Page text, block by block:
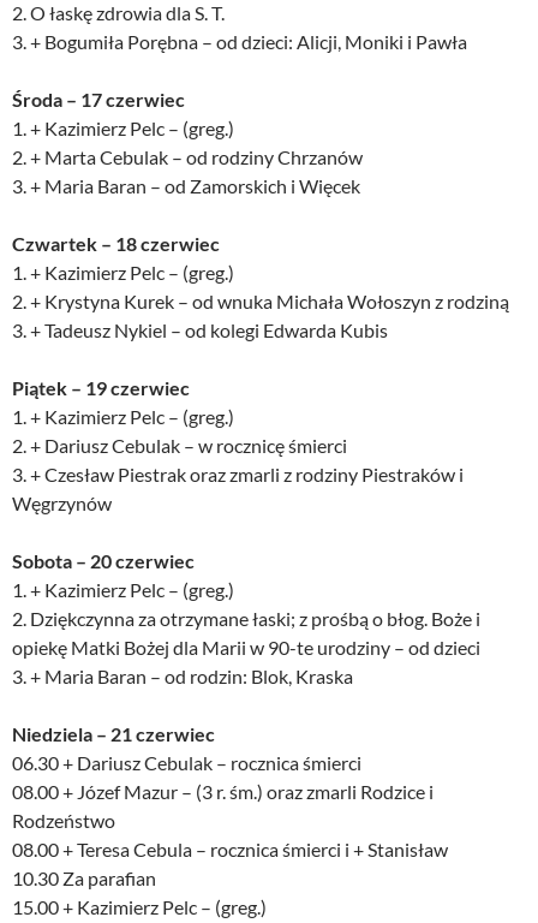
2. O łaskę zdrowia dla S. T.
3. + Bogumiła Porębna – od dzieci: Alicji, Moniki i Pawła
Środa – 17 czerwiec
1. + Kazimierz Pelc – (greg.)
2. + Marta Cebulak – od rodziny Chrzanów
3. + Maria Baran – od Zamorskich i Więcek
Czwartek – 18 czerwiec
1. + Kazimierz Pelc – (greg.)
2. + Krystyna Kurek – od wnuka Michała Wołoszyn z rodziną
3. + Tadeusz Nykiel – od kolegi Edwarda Kubis
Piątek – 19 czerwiec
1. + Kazimierz Pelc – (greg.)
2. + Dariusz Cebulak – w rocznicę śmierci
3. + Czesław Piestrak oraz zmarli z rodziny Piestraków i
Węgrzynów
Sobota – 20 czerwiec
1. + Kazimierz Pelc – (greg.)
2. Dziękczynna za otrzymane łaski; z prośbą o błog. Boże i
opiekę Matki Bożej dla Marii w 90-te urodziny – od dzieci
3. + Maria Baran – od rodzin: Blok, Kraska
Niedziela – 21 czerwiec
06.30 + Dariusz Cebulak – rocznica śmierci
08.00 + Józef Mazur – (3 r. śm.) oraz zmarli Rodzice i
Rodzeństwo
08.00 + Teresa Cebula – rocznica śmierci i + Stanisław
10.30 Za parafian
15.00 + Kazimierz Pelc – (greg.)